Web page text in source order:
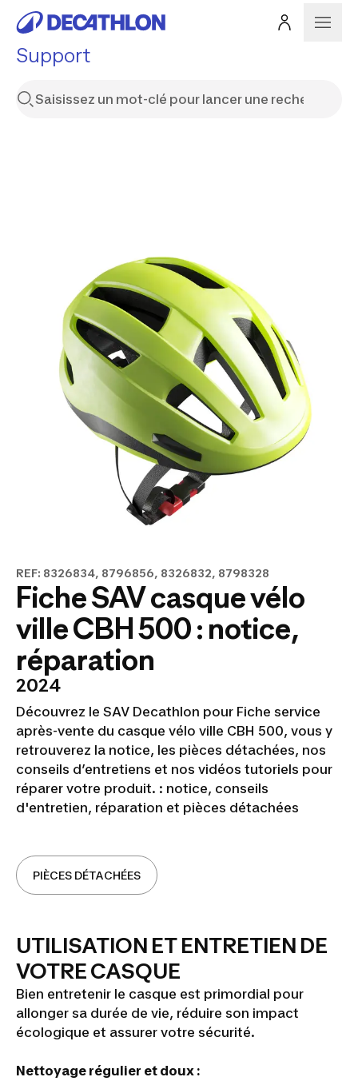
Support
REF: 8326834, 8796856, 8326832, 8798328
Fiche SAV casque vélo
ville CBH 500 : notice,
réparation
2024
Découvrez le SAV Decathlon pour Fiche service
après-vente du casque vélo ville CBH 500, vous y
retrouverez la notice, les pièces détachées, nos
conseils d’entretiens et nos vidéos tutoriels pour
réparer votre produit. : notice, conseils
d'entretien, réparation et pièces détachées
PIÈCES DÉTACHÉES
UTILISATION ET ENTRETIEN DE
VOTRE CASQUE
Bien entretenir le casque est primordial pour
allonger sa durée de vie, réduire son impact
écologique et assurer votre sécurité.
Nettoyage régulier et doux :